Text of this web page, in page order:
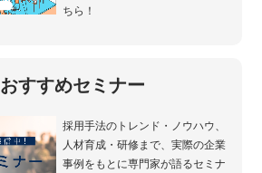
ちら！
おすすめセミナー
採用手法のトレンド・ノウハウ、
人材育成・研修まで、実際の企業
事例をもとに専門家が語るセミナ